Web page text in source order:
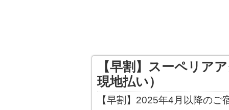
【早割】スーペリア
現地払い）
【早割】2025年4月以降の